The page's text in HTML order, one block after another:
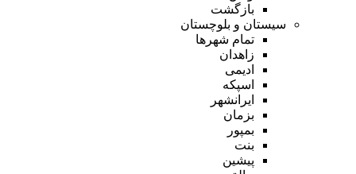
بازگشت
سیستان و بلوچستان
تمام شهر‌ها
زاهدان
ادیمی
اسپکه
ایرانشهر
بزمان
بمپور
بنت
پیشین